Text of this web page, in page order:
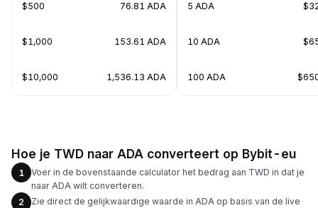
$500 76.81 ADA
$1,000 153.61 ADA
$10,000 1,536.13 ADA
5 ADA
10 ADA
100 ADA
Hoe je TWD naar ADA converteert op Bybit-eu
1
Voer in de bovenstaande calculator het bedrag aan TWD in dat je
naar ADA wilt converteren.
2
Zie direct de gelijkwaardige waarde in ADA op basis van de live